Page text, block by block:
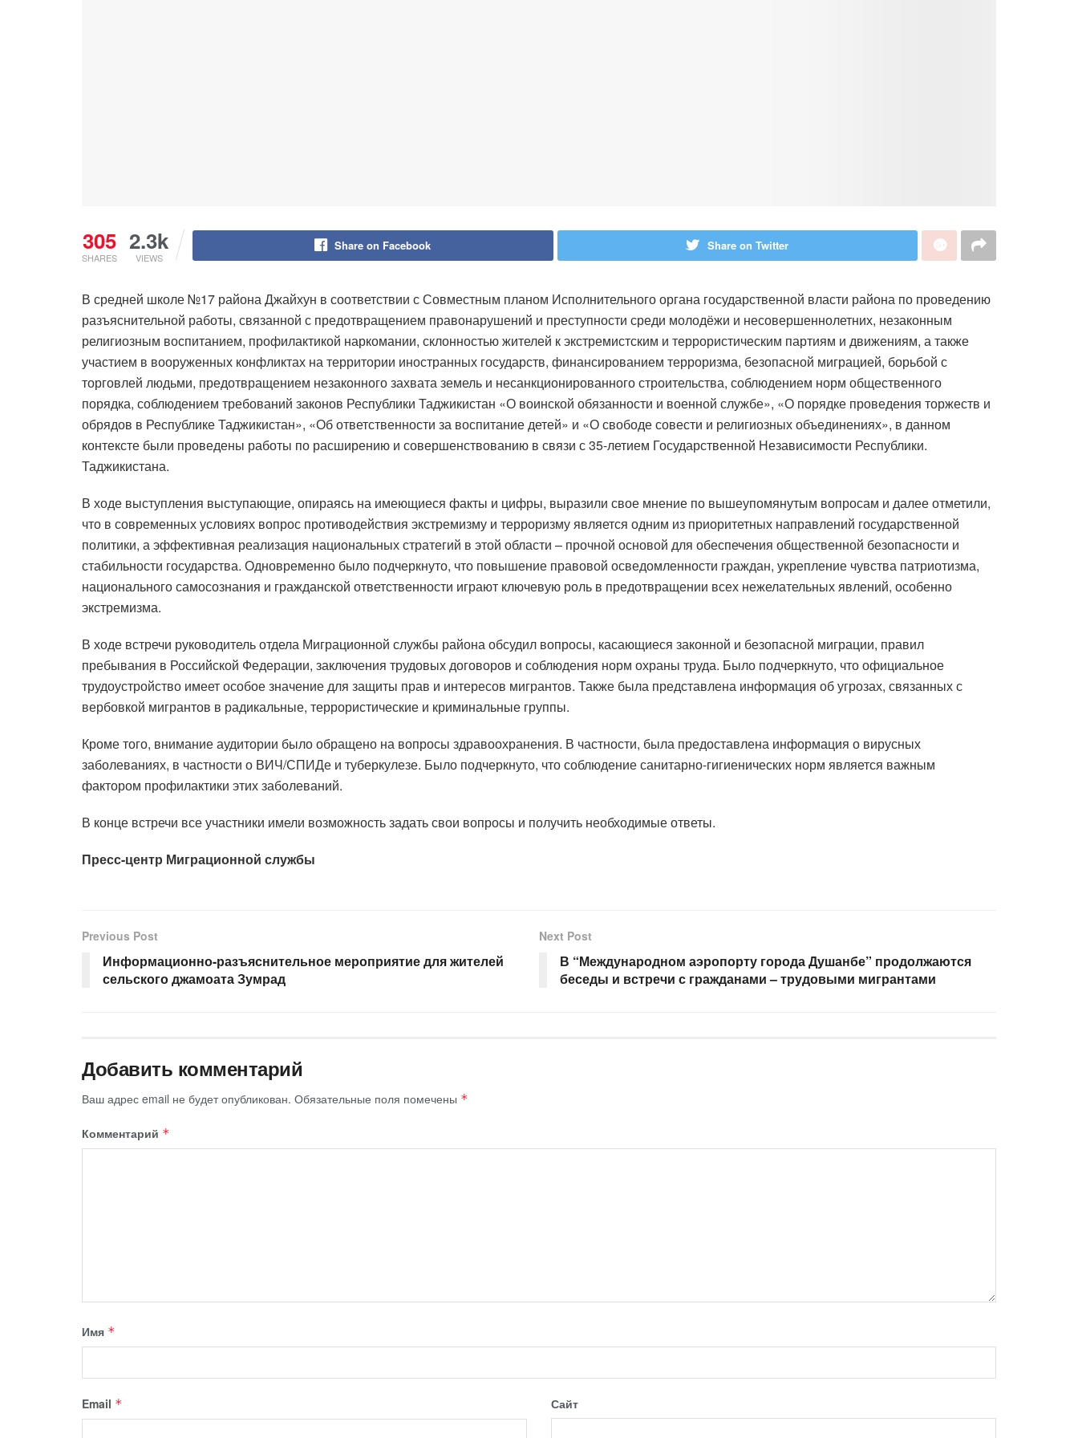
305
SHARES
2.3k
VIEWS
Share on Facebook Share on Twitter
В средней школе №17 района Джайхун в соответствии с Совместным планом Исполнительного органа государственной власти района по проведению
разъяснительной работы, связанной с предотвращением правонарушений и преступности среди молодёжи и несовершеннолетних, незаконным
религиозным воспитанием, профилактикой наркомании, склонностью жителей к экстремистским и террористическим партиям и движениям, а также
участием в вооруженных конфликтах на территории иностранных государств, финансированием терроризма, безопасной миграцией, борьбой с
торговлей людьми, предотвращением незаконного захвата земель и несанкционированного строительства, соблюдением норм общественного
порядка, соблюдением требований законов Республики Таджикистан «О воинской обязанности и военной службе», «О порядке проведения торжеств и
обрядов в Республике Таджикистан», «Об ответственности за воспитание детей» и «О свободе совести и религиозных объединениях», в данном
контексте были проведены работы по расширению и совершенствованию в связи с 35-летием Государственной Независимости Республики.
Таджикистана.
В ходе выступления выступающие, опираясь на имеющиеся факты и цифры, выразили свое мнение по вышеупомянутым вопросам и далее отметили,
что в современных условиях вопрос противодействия экстремизму и терроризму является одним из приоритетных направлений государственной
политики, а эффективная реализация национальных стратегий в этой области – прочной основой для обеспечения общественной безопасности и
стабильности государства. Одновременно было подчеркнуто, что повышение правовой осведомленности граждан, укрепление чувства патриотизма,
национального самосознания и гражданской ответственности играют ключевую роль в предотвращении всех нежелательных явлений, особенно
экстремизма.
В ходе встречи руководитель отдела Миграционной службы района обсудил вопросы, касающиеся законной и безопасной миграции, правил
пребывания в Российской Федерации, заключения трудовых договоров и соблюдения норм охраны труда. Было подчеркнуто, что официальное
трудоустройство имеет особое значение для защиты прав и интересов мигрантов. Также была представлена ​​информация об угрозах, связанных с
вербовкой мигрантов в радикальные, террористические и криминальные группы.
Кроме того, внимание аудитории было обращено на вопросы здравоохранения. В частности, была предоставлена ​​информация о вирусных
заболеваниях, в частности о ВИЧ/СПИДе и туберкулезе. Было подчеркнуто, что соблюдение санитарно-гигиенических норм является важным
фактором профилактики этих заболеваний.
В конце встречи все участники имели возможность задать свои вопросы и получить необходимые ответы.
Пресс-центр Миграционной службы
Previous Post
Информационно-разъяснительное мероприятие для жителей
сельского джамоата Зумрад
Next Post
В “Международном аэропорту города Душанбе” продолжаются
беседы и встречи с гражданами – трудовыми мигрантами
Добавить комментарий
Ваш адрес email не будет опубликован. Обязательные поля помечены *
Комментарий *
Имя *
Email * Сайт